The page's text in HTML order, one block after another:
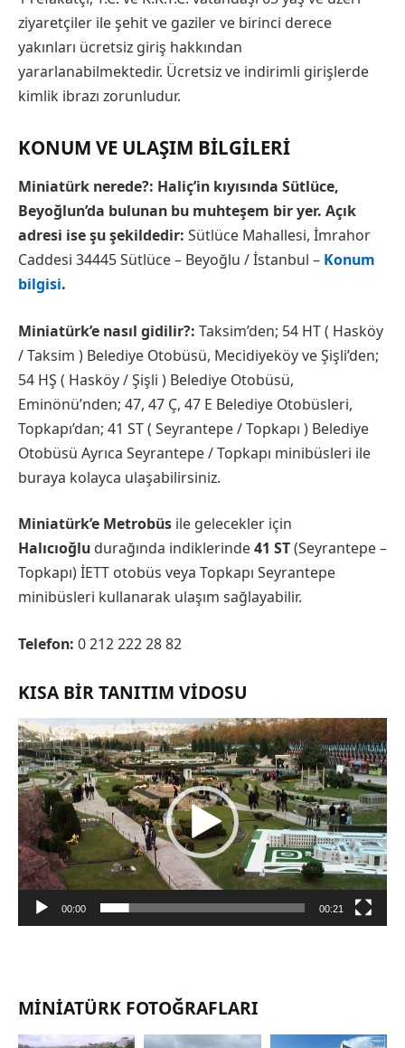
ziyaretçiler ile şehit ve gaziler ve birinci derece
yakınları ücretsiz giriş hakkından
yararlanabilmektedir. Ücretsiz ve indirimli girişlerde
kimlik ibrazı zorunludur.
KONUM VE ULAŞIM BILGILERI
Miniatürk nerede?: Haliç’in kıyısında Sütlüce,
Beyoğlun’da bulunan bu muhteşem bir yer. Açık
adresi ise şu şekildedir: Sütlüce Mahallesi, İmrahor
Caddesi 34445 Sütlüce – Beyoğlu / İstanbul – Konum
bilgisi.
Miniatürk’e nasıl gidilir?: Taksim’den; 54 HT ( Hasköy
/ Taksim ) Belediye Otobüsü, Mecidiyeköy ve Şişli’den;
54 HŞ ( Hasköy / Şişli ) Belediye Otobüsü,
Eminönü’nden; 47, 47 Ç, 47 E Belediye Otobüsleri,
Topkapı’dan; 41 ST ( Seyrantepe / Topkapı ) Belediye
Otobüsü Ayrıca Seyrantepe / Topkapı minibüsleri ile
buraya kolayca ulaşabilirsiniz.
Miniatürk’e Metrobüs ile gelecekler için
Halıcıoğlu durağında indiklerinde41 ST(Seyrantepe –
Topkapı) İETT otobüs veya Topkapı Seyrantepe
minibüsleri kullanarak ulaşım sağlayabilir.
Telefon: 0 212 222 28 82
KISA BIR TANITIM VIDOSU
Video
oynatıcı
00:00 00:21
MINIATÜRK FOTOĞRAFLARI